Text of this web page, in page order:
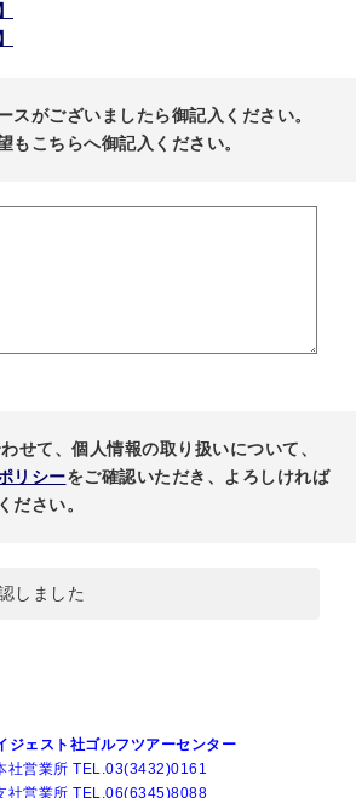
スがございましたら御記入ください。
もこちらへ御記入ください。
せて、個人情報の取り扱いについて、
リシーをご確認いただき、よろしければ
ださい。
しました
ジェスト社ゴルフツアーセンター
社営業所 TEL.03(3432)0161
社営業所 TEL.06(6345)8088